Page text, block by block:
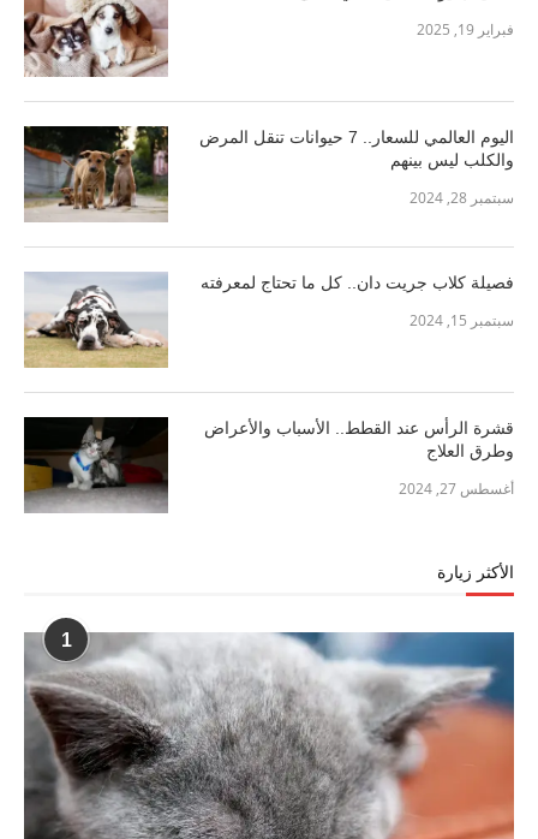
فبراير 19, 2025
اليوم العالمي للسعار.. 7 حيوانات تنقل المرض
والكلب ليس بينهم
سبتمبر 28, 2024
فصيلة كلاب جريت دان.. كل ما تحتاج لمعرفته
سبتمبر 15, 2024
قشرة الرأس عند القطط.. الأسباب والأعراض
وطرق العلاج
أغسطس 27, 2024
الأكثر زيارة
1